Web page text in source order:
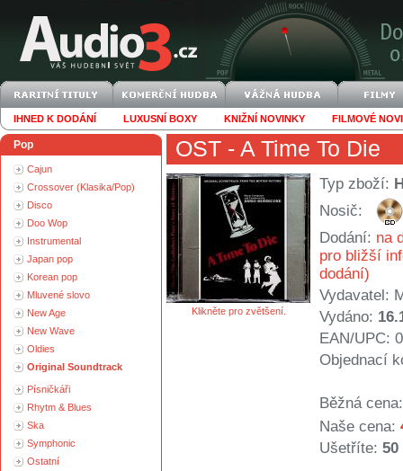
IHNED K DODÁNÍ LUXUSNÍ BOXY KNIŽNÍ NOVINKY FILMOVÉ
Pop
Cajun
Crossover (Klasika/Pop)
Disco
Doo Wop
Instrumental
Japan pop
Korean pop
Mluvené slovo
New Age
New Wave
Oldies
Original Soundtrack
Písničkáři
Rhytm & Blues
Ska
Symphonic
Ostatní
OST - A Time To Die
Klikněte pro zvětšení.
Typ zboží:
Nosič:
Dodání: na
pro bližší
dodání)
Vydavatel:
Vydáno:
EAN/UPC:
Objednací
Běžná cena:
Naše cena:
Ušetříte: 50